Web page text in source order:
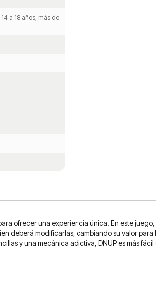
a 18 años, más de
ofrecer una experiencia única. En este
deberá modificarlas, cambiando su valor
y una mecánica adictiva, DNUP es más